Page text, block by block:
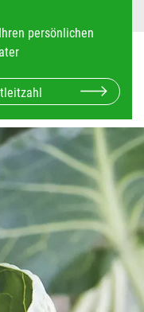
persönlichen